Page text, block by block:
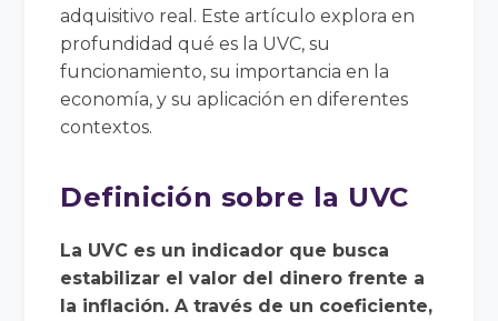
adquisitivo real. Este artículo explora en
profundidad qué es la UVC, su
funcionamiento, su importancia en la
economía, y su aplicación en diferentes
contextos.
Definición sobre la UVC
La UVC es un indicador que busca
estabilizar el valor del dinero frente a
la inflación. A través de un coeficiente,